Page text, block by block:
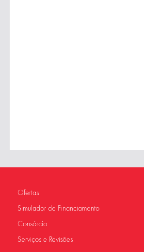
Ofertas
Simulador de Financiamento
Consórcio
Serviços e Revisões